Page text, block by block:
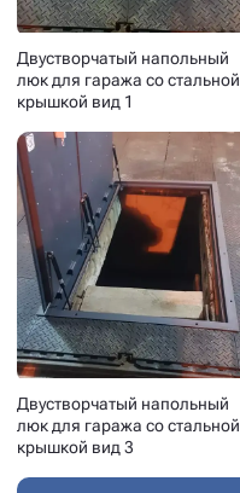
Двустворчатый напольный
люк для гаража со стальной
крышкой вид 1
Двустворчатый напольный
люк для гаража со стальной
крышкой вид 3